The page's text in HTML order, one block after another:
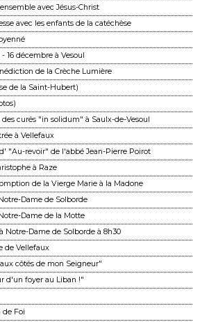
avec Jésus-Christ
avec les enfants de la catéchèse
16 décembre à Vesoul
de la Crèche Lumière
de la Saint-Hubert)
curés "in solidum" à Saulx-de-Vesoul
à Vellefaux
"Au-revoir" de l'abbé Jean-Pierre Poirot
à Raze
de la Vierge Marie à la Madone
Dame de Solborde
Dame de la Motte
Notre-Dame de Solborde à 8h30
de Vellefaux
côtés de mon Seigneur"
d'un foyer au Liban !"
de Foi